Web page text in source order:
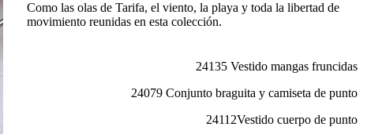
Como las olas de Tarifa, el viento, la playa y toda la libertad de
movimiento reunidas en esta colección.
24135 Vestido mangas fruncidas
24079 Conjunto braguita y camiseta de punto
24112Vestido cuerpo de punto